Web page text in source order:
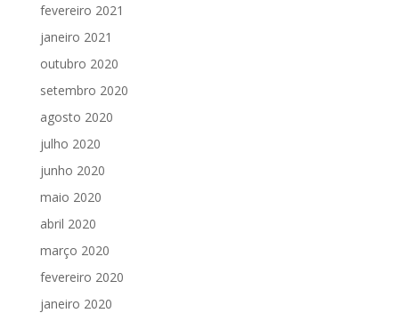
fevereiro 2021
janeiro 2021
outubro 2020
setembro 2020
agosto 2020
julho 2020
junho 2020
maio 2020
abril 2020
março 2020
fevereiro 2020
janeiro 2020